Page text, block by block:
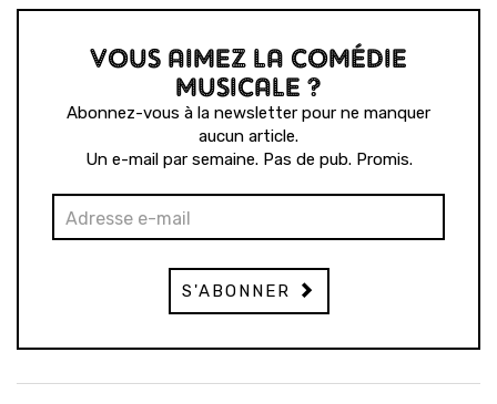
VOUS AIMEZ LA COMÉDIE
MUSICALE ?
Abonnez-vous à la newsletter pour ne manquer
aucun article.
Un e-mail par semaine. Pas de pub. Promis.
S'ABONNER